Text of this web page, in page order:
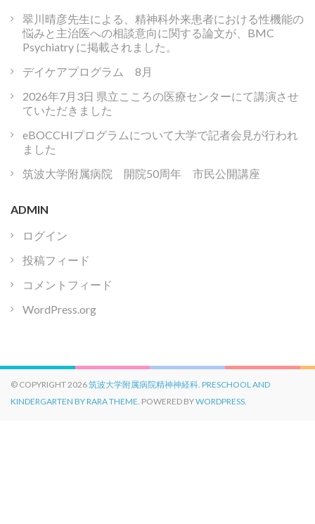
翠川晴彦先生による、精神科外来患者における性機能の
悩みと主治医への相談意向に関する論文が、BMC
Psychiatry に掲載されました。
デイケアプログラム 8月
2026年7月3日 県立こころの医療センターにて講演させ
ていただきました
eBOCCHIプログラムについて大学で記者会見が行われ
ました
筑波大学附属病院 開院50周年 市民公開講座
ADMIN
ログイン
投稿フィード
コメントフィード
WordPress.org
© COPYRIGHT 2026筑波大学附属病院精神神経科 PRESCHOOL AND
KINDERGARTEN BY RARA THEME. POWERED BYWORDPRESS.